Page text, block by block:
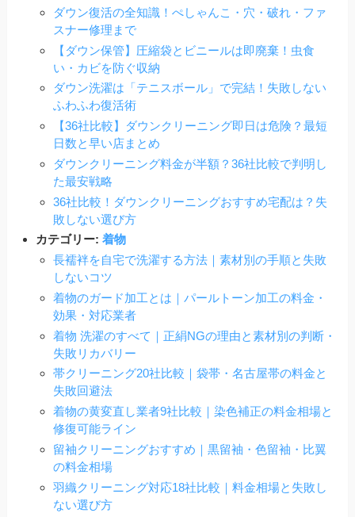
ダウン復活の全知識！ぺしゃんこ・穴・破れ・ファ
スナー修理まで
【ダウン保管】圧縮袋とビニールは即廃棄！虫食
い・カビを防ぐ収納
ダウン洗濯は「テニスボール」で完結！失敗しない
ふわふわ復活術
【36社比較】ダウンクリーニング即日は危険？最短
日数と早い店まとめ
ダウンクリーニング料金が半額？36社比較で判明し
た最安戦略
36社比較！ダウンクリーニングおすすめ宅配は？失
敗しない選び方
カテゴリー: 着物
長襦袢を自宅で洗濯する方法｜素材別の手順と失敗
しないコツ
着物のガード加工とは｜パールトーン加工の料金・
効果・対応業者
着物 洗濯のすべて｜正絹NGの理由と素材別の判断・
失敗リカバリー
帯クリーニング20社比較｜袋帯・名古屋帯の料金と
失敗回避法
着物の黄変直し業者9社比較｜染色補正の料金相場と
修復可能ライン
留袖クリーニングおすすめ｜黒留袖・色留袖・比翼
の料金相場
羽織クリーニング対応18社比較｜料金相場と失敗し
ない選び方